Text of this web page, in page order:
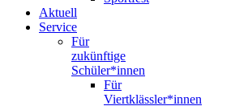
Aktuell
Service
Für
zukünftige
Schüler*innen
Für
Viertklässler*innen